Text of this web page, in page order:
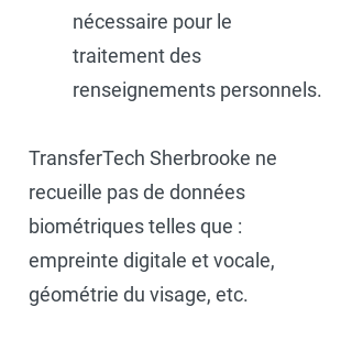
nécessaire pour le
traitement des
renseignements personnels.
TransferTech Sherbrooke ne
recueille pas de données
biométriques telles que :
empreinte digitale et vocale,
géométrie du visage, etc.